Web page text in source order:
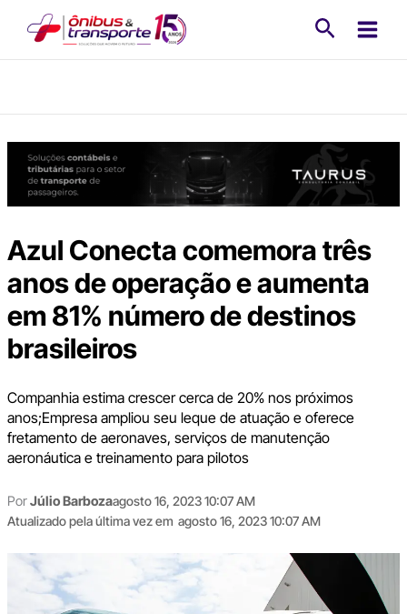
Azul Conecta comemora três
anos de operação e aumenta
em 81% número de destinos
brasileiros
Companhia estima crescer cerca de 20% nos próximos
anos;Empresa ampliou seu leque de atuação e oferece
fretamento de aeronaves, serviços de manutenção
aeronáutica e treinamento para pilotos
PorJúlio Barbozaagosto 16, 2023 10:07 AM
Atualizado pela última vez em agosto 16, 2023 10:07 AM